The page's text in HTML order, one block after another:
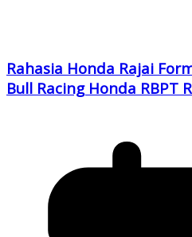
Rahasia Honda Rajai
Bull Racing Honda RBPT